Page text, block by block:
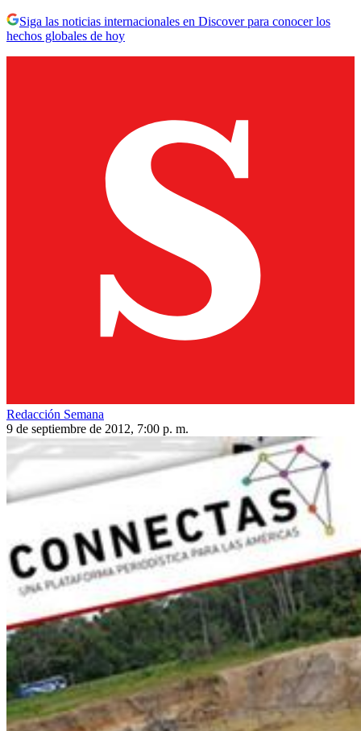
Siga las noticias internacionales en Discover para conocer los
hechos globales de hoy
Redacción Semana
9 de septiembre de 2012, 7:00 p. m.